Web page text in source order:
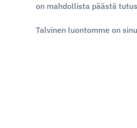
on mahdollista päästä
Talvinen luontomme on